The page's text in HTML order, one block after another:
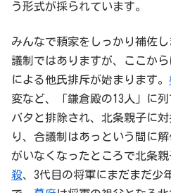
う形式が採られています。
みんなで頼家をしっかり補佐
議制ではありますが、ここから
による他氏排斥が始まります。
変など、「鎌倉殿の13人」に
バタと排除され、北条親子に
り、合議制はあっという間に
がいなくなったところで北条
殺、3代目の将軍にまだまだ少